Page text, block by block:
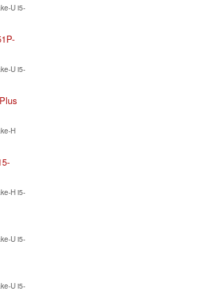
U i5-
U i5-
H
H i5-
U i5-
U i5-